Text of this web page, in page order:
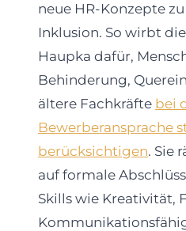
neue HR-Konzepte
Inklusion. So wirbt
Haupka dafür,
Behinderung,
ältere Fachkräfte bei
Bewerberansprache
berücksichtigen. Sie
auf formale
Skills wie Kreativität,